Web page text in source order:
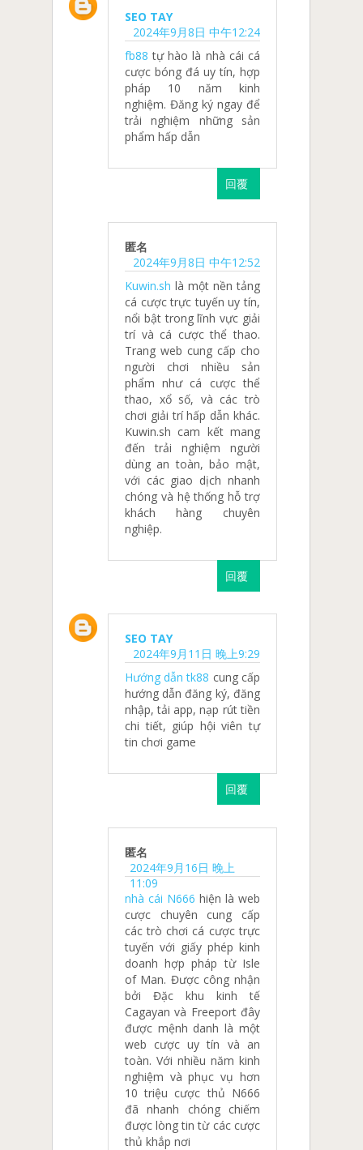
SEO TAY
2024年9月8日 中午12:24
fb88 tự hào là nhà cái cá
cược bóng đá uy tín, hợp
pháp 10 năm kinh
nghiệm. Đăng ký ngay để
trải nghiệm những sản
phẩm hấp dẫn
回覆
匿名
2024年9月8日 中午12:52
Kuwin.sh là một nền tảng
cá cược trực tuyến uy tín,
nổi bật trong lĩnh vực giải
trí và cá cược thể thao.
Trang web cung cấp cho
người chơi nhiều sản
phẩm như cá cược thể
thao, xổ số, và các trò
chơi giải trí hấp dẫn khác.
Kuwin.sh cam kết mang
đến trải nghiệm người
dùng an toàn, bảo mật,
với các giao dịch nhanh
chóng và hệ thống hỗ trợ
khách hàng chuyên
nghiệp.
回覆
SEO TAY
2024年9月11日 晚上9:29
Hướng dẫn tk88 cung cấp
hướng dẫn đăng ký, đăng
nhập, tải app, nạp rút tiền
chi tiết, giúp hội viên tự
tin chơi game
回覆
匿名
2024年9月16日 晚上
11:09
nhà cái N666 hiện là web
cược chuyên cung cấp
các trò chơi cá cược trực
tuyến với giấy phép kinh
doanh hợp pháp từ Isle
of Man. Được công nhận
bởi Đặc khu kinh tế
Cagayan và Freeport đây
được mệnh danh là một
web cược uy tín và an
toàn. Với nhiều năm kinh
nghiệm và phục vụ hơn
10 triệu cược thủ N666
đã nhanh chóng chiếm
được lòng tin từ các cược
thủ khắp nơi